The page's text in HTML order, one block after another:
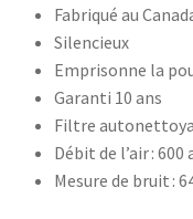
Fabriqué au
Silencieux
Emprisonne la
Garanti 10 ans
Filtre
Débit de l’air :
Mesure de bruit :